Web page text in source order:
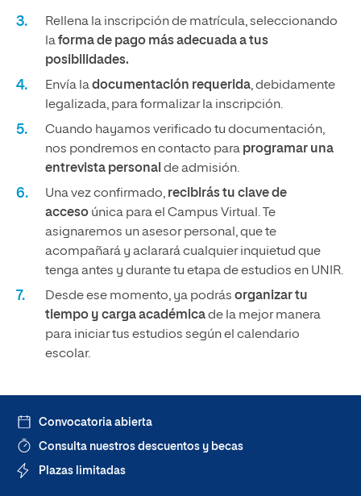
Rellena la inscripción de matrícula, seleccionando
laforma de pago más adecuada a tus
posibilidades.
Envía ladocumentación requerida, debidamente
legalizada, para formalizar la inscripción.
Cuando hayamos verificado tu documentación,
nos pondremos en contacto para programar una
entrevista personal de admisión.
Una vez confirmado, recibirás tu clave de
acceso única para el Campus Virtual. Te
asignaremos un asesor personal, que te
acompañará y aclarará cualquier inquietud que
tenga antes y durante tu etapa de estudios en UNIR.
Desde ese momento, ya podrás organizar tu
tiempo y carga académicade la mejor manera
para iniciar tus estudios según el calendario
escolar.
Convocatoria abierta
Consulta nuestros descuentos y becas
Plazas limitadas